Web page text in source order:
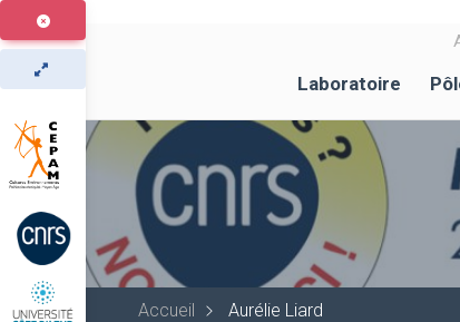
Aller
au
contenu
principal
Laboratoire
Accueil Aurélie Liard